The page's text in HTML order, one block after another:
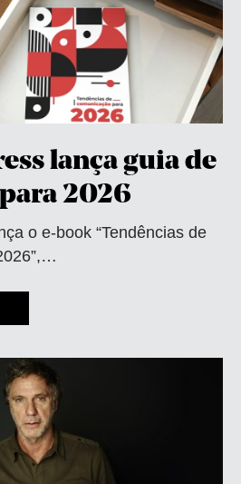
lança guia de
2026
o e-book “Tendências de